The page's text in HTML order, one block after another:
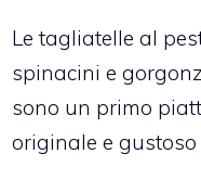
Le tagliatelle al
spinacini e
sono un primo
originale e gustoso